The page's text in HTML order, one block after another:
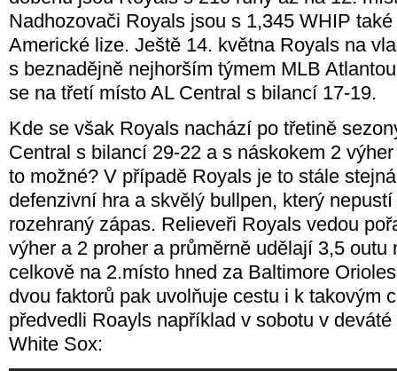
Nadhozovači Royals jsou s 1,345 WHIP
Americké lize. Ještě 14. května Royals na
s beznadějně nejhorším týmem MLB
se na třetí místo AL Central s bilancí 17-19.
Kde se však Royals nachází po třetině
Central s bilancí 29-22 a s náskokem 2
to možné? V případě Royals je to stále
defenzivní hra a skvělý bullpen, který
rozehraný zápas. Relieveři Royals vedou
výher a 2 proher a průměrně udělají 3,5 outu
celkově na 2.místo hned za Baltimore
dvou faktorů pak uvolňuje cestu i k takovým
předvedli Roayls například v sobotu v
White Sox: